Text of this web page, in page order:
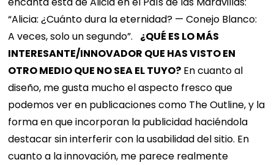
“Alicia: ¿Cuánto dura la eternidad? — Conejo Blanco:
A veces, solo un segundo”. ¿QUÉ ES LO MÁS
INTERESANTE/INNOVADOR QUE HAS VISTO EN
OTRO MEDIO QUE NO SEA EL TUYO? En cuanto al
diseño, me gusta mucho el aspecto fresco que
podemos ver en publicaciones como The Outline, y la
forma en que incorporan la publicidad haciéndola
destacar sin interferir con la usabilidad del sitio. En
cuanto a la innovación, me parece realmente